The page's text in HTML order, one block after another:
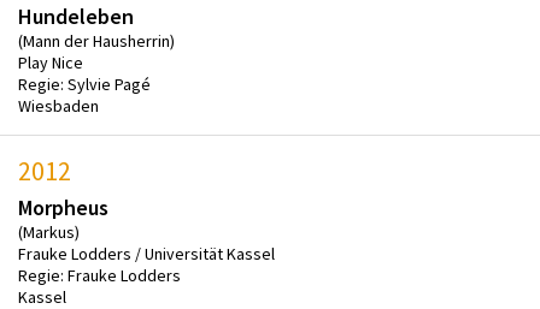
Hundeleben
(Mann der Hausherrin)
Play Nice
Regie: Sylvie Pagé
Wiesbaden
2012
Morpheus
(Markus)
Frauke Lodders / Universität Kassel
Regie: Frauke Lodders
Kassel